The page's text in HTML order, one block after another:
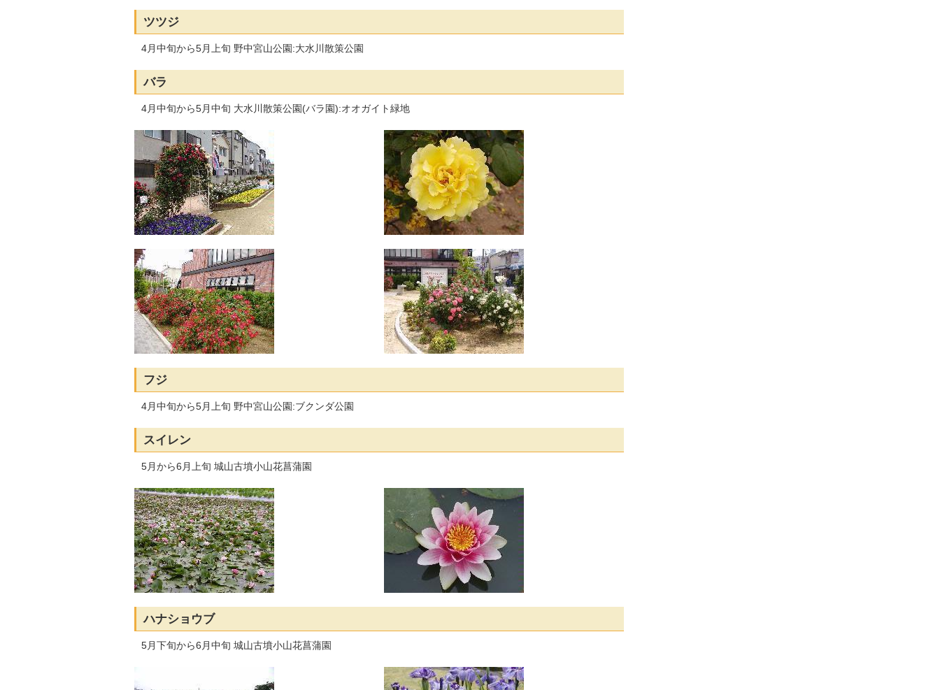
ツツジ
4月中旬から5月上旬 野中宮山公園:大水川散策公園
バラ
4月中旬から5月中旬 大水川散策公園(バラ園):オオガイト緑地
フジ
4月中旬から5月上旬 野中宮山公園:ブクンダ公園
スイレン
5月から6月上旬 城山古墳小山花菖蒲園
ハナショウブ
5月下旬から6月中旬 城山古墳小山花菖蒲園